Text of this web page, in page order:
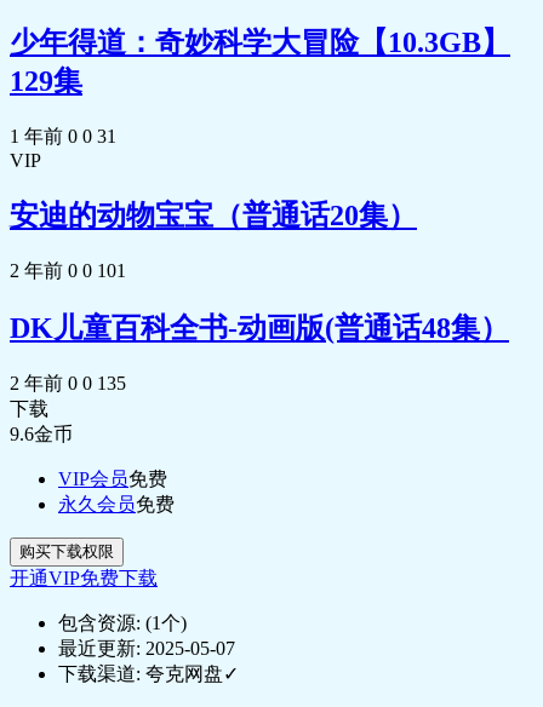
少年得道：奇妙科学大冒险【10.3GB】
129集
1 年前 0 0 31
VIP
安迪的动物宝宝（普通话20集）
2 年前 0 0 101
DK儿童百科全书-动画版(普通话48集）
2 年前 0 0 135
下载
9.6金币
VIP会员免费
永久会员免费
购买下载权限
开通VIP免费下载
包含资源: (1个)
最近更新: 2025-05-07
下载渠道: 夸克网盘✓